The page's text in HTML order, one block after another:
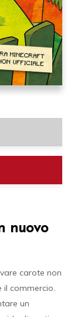
nuovo
carote non
commercio.
un